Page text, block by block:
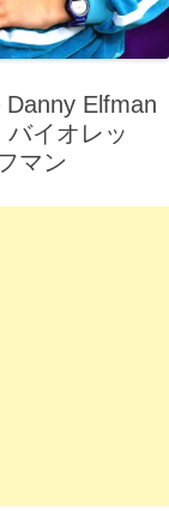
Danny Elfman
イオレッ
マン